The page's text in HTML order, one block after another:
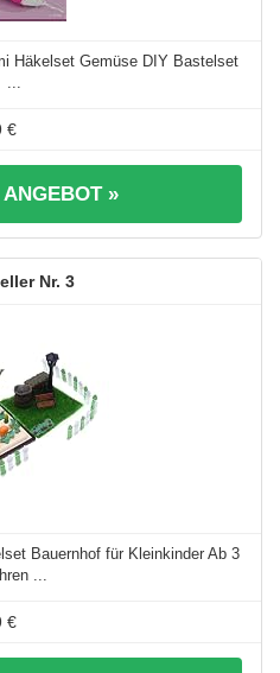
Häkelset Gemüse DIY Bastelset
€
»
3
Bauernhof für Kleinkinder Ab 3
...
€